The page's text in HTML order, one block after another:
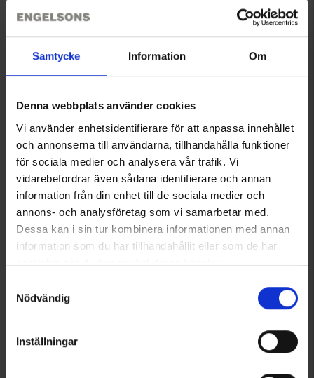
Samtycke Information Om
Denna webbplats använder cookies
Vi använder enhetsidentifierare för att anpassa innehållet
och annonserna till användarna, tillhandahålla funktioner
för sociala medier och analysera vår trafik. Vi
vidarebefordrar även sådana identifierare och annan
information från din enhet till de sociala medier och
annons- och analysföretag som vi samarbetar med.
Dessa kan i sin tur kombinera informationen med annan
information som du har tillhandahållit eller som de har
samlat in när du har använt deras tjänster.
Nödvändig
Inställningar
Silva Ranger
Silva
5420
349 kr
Silva Dry Bag 70D 3L
Silva
3817
179 kr